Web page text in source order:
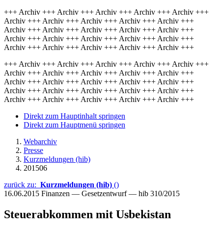
+++ Archiv +++ Archiv +++ Archiv +++ Archiv +++ Archiv +++
Archiv +++ Archiv +++ Archiv +++ Archiv +++ Archiv +++
Archiv +++ Archiv +++ Archiv +++ Archiv +++ Archiv +++
Archiv +++ Archiv +++ Archiv +++ Archiv +++ Archiv +++
Archiv +++ Archiv +++ Archiv +++ Archiv +++ Archiv +++
+++ Archiv +++ Archiv +++ Archiv +++ Archiv +++ Archiv +++
Archiv +++ Archiv +++ Archiv +++ Archiv +++ Archiv +++
Archiv +++ Archiv +++ Archiv +++ Archiv +++ Archiv +++
Archiv +++ Archiv +++ Archiv +++ Archiv +++ Archiv +++
Archiv +++ Archiv +++ Archiv +++ Archiv +++ Archiv +++
Direkt zum Hauptinhalt springen
Direkt zum Hauptmenü springen
Webarchiv
Presse
Kurzmeldungen (hib)
201506
zurück zu: Kurzmeldungen (hib) ()
16.06.2015 Finanzen — Gesetzentwurf — hib 310/2015
Steuerabkommen mit Usbekistan